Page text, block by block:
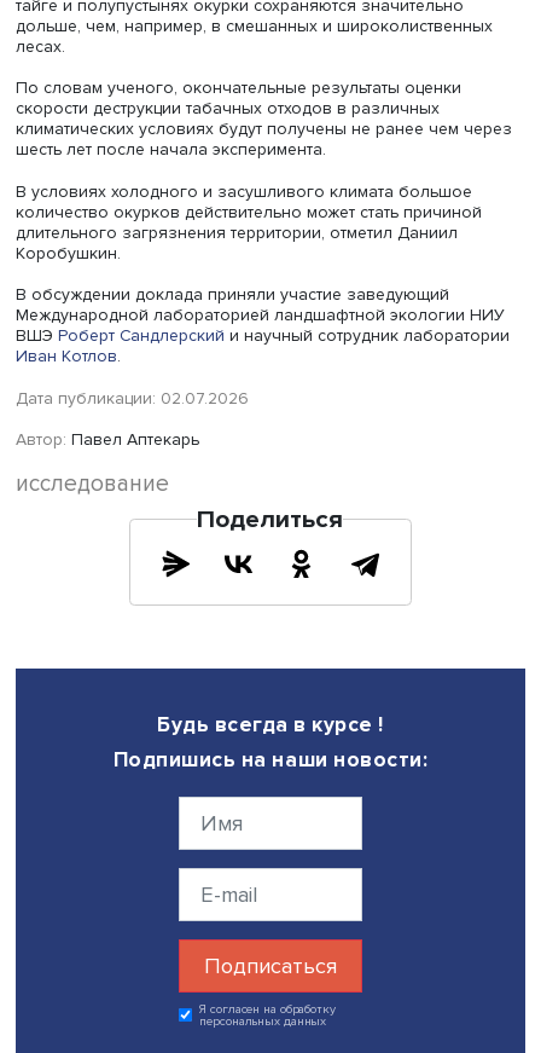
Исследование показало, что наличие фильтров —
влияло на выживаемость дождевых червей. Вместе с
присутствие червей ускоряло разрушение окурков: их
снижалась в среднем на 15% быстрее по сравнению с
потребление червями оберточной бумаги, которая
составляет около 25–30% массы фильтра. Согласно
литературным данным, без участия дождевых червей
аналогичный эффект достигается лишь спустя 360–720
Подводя итоги, Даниил Коробушкин отметил, что в ходе
экспериментов не было выявлено негативного
токсикологического воздействия сигаретных фильтров
животных. Более того, в естественных условиях
фильтры.
Тем не менее, подчеркнул докладчик, выбрасывать
землю не следует. Несмотря на постепенное
оберточной бумаги, ацетилцеллюлоза разлагается
медленно и может сохраняться в природной среде на
тайге и полупустынях окурки сохраняются значительно
По словам ученого, окончательные результаты оценки
шесть лет после начала эксперимента.
количество окурков действительно может стать
длительного загрязнения территории, отметил Даниил
В обсуждении доклада приняли участие заведующий
Международной лабораторией ландшафтной